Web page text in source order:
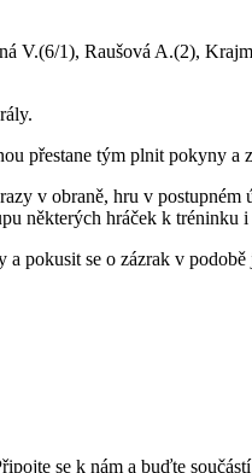
V.(6/1), Raušová A.(2),
přestane tým plnit pokyny
v obraně, hru v
některých hráček k tréninku
a pokusit se o zázrak v
se k nám a buďte